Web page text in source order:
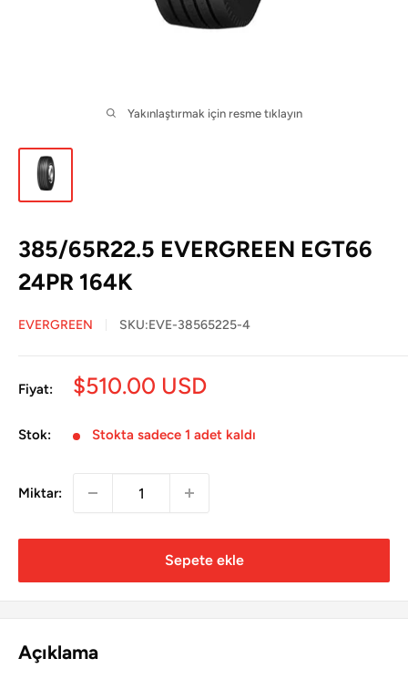
Yakınlaştırmak için resme tıklayın
385/65R22.5 EVERGREEN EGT66
24PR 164K
EVERGREEN SKU:EVE-38565225-4
Fiyat:
İndirimli
$510.00 USD
Stok: Stokta sadece 1 adet kaldı
Miktar:
Sepete ekle
Açıklama